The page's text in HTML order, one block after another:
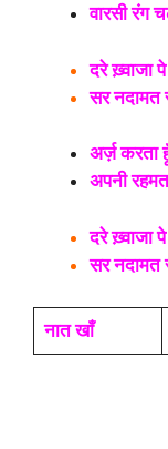
वारसी रंग
दरे ख़्वाजा
सर नदामत
अर्ज़ करता
अपनी
दरे ख़्वाजा
सर नदामत
नात खाँ